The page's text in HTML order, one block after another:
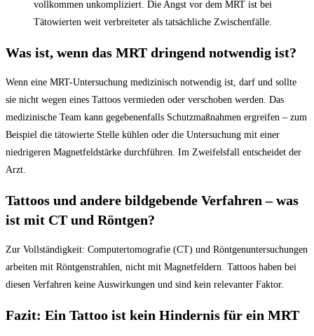
vollkommen unkompliziert. Die Angst vor dem MRT ist bei
Tätowierten weit verbreiteter als tatsächliche Zwischenfälle.
Was ist, wenn das MRT dringend notwendig ist?
Wenn eine MRT-Untersuchung medizinisch notwendig ist, darf und sollte
sie nicht wegen eines Tattoos vermieden oder verschoben werden. Das
medizinische Team kann gegebenenfalls Schutzmaßnahmen ergreifen – zum
Beispiel die tätowierte Stelle kühlen oder die Untersuchung mit einer
niedrigeren Magnetfeldstärke durchführen. Im Zweifelsfall entscheidet der
Arzt.
Tattoos und andere bildgebende Verfahren – was
ist mit CT und Röntgen?
Zur Vollständigkeit: Computertomografie (CT) und Röntgenuntersuchungen
arbeiten mit Röntgenstrahlen, nicht mit Magnetfeldern. Tattoos haben bei
diesen Verfahren keine Auswirkungen und sind kein relevanter Faktor.
Fazit: Ein Tattoo ist kein Hindernis für ein MRT